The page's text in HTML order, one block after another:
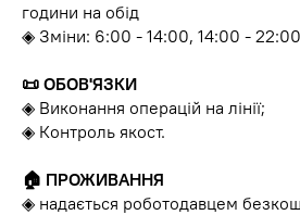
години на обід
◈ Зміни: 6:00 - 14:00, 14:00 -
📜 ОБОВ'ЯЗКИ
◈ Виконання операцій на лінії;
◈ Контроль якост.
🏠 ПРОЖИВАННЯ
◈ надається роботодавцем